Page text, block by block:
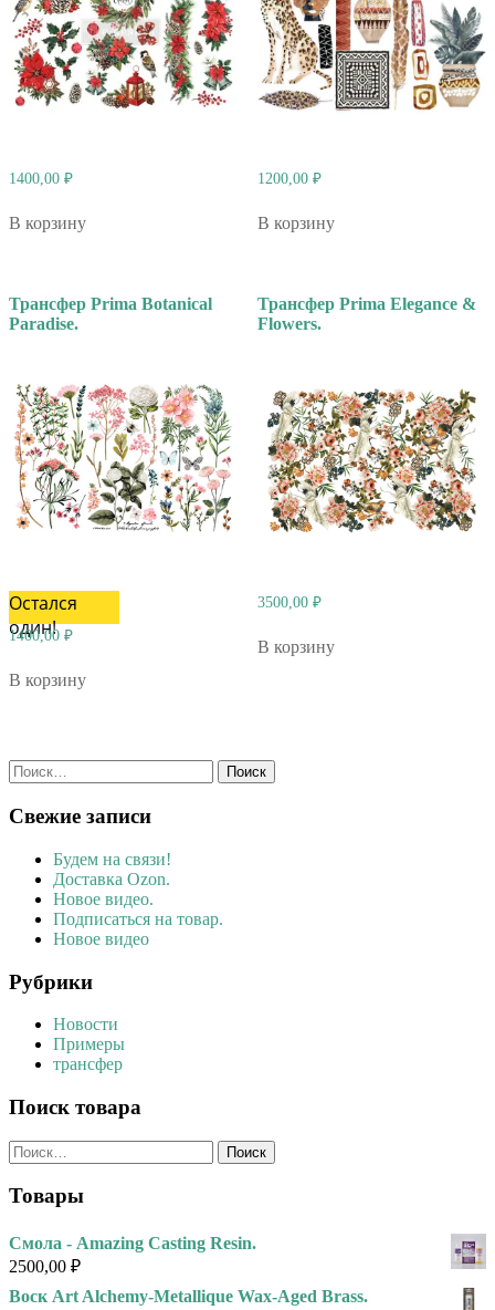
1400,00 ₽
В корзину
1200,00 ₽
В корзину
Трансфер Prima Botanical
Paradise.
Остался
один!
1400,00 ₽
В корзину
Трансфер Prima Elegance &
Flowers.
3500,00 ₽
В корзину
Найти:
Свежие записи
Будем на связи!
Доставка Ozon.
Новое видео.
Подписаться на товар.
Новое видео
Рубрики
Новости
Примеры
трансфер
Поиск товара
Найти:
Товары
Смола - Amazing Casting Resin.
2500,00 ₽
Воск Art Alchemy-Metallique Wax-Aged Brass.